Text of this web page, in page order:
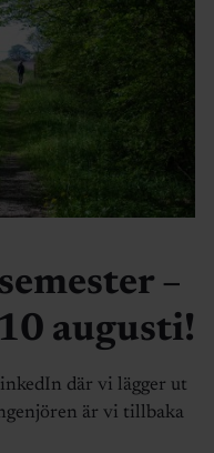
–
augusti!
där vi lägger ut
är vi tillbaka